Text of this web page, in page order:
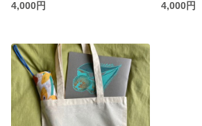
4,000円 4,000円